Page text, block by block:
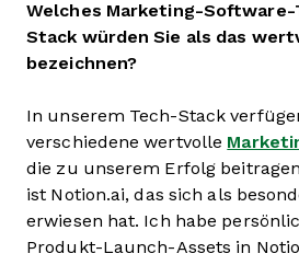
Welches Marketing-Software-
Stack würden Sie als das
bezeichnen?
In unserem Tech-Stack
verschiedene wertvolle
die zu unserem Erfolg
ist Notion.ai, das sich als
erwiesen hat. Ich habe
Produkt-Launch-Assets in